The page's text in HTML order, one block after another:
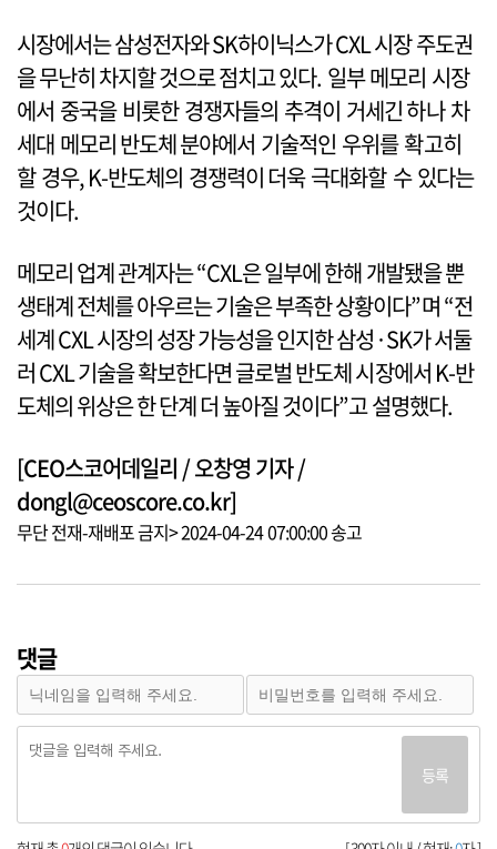
시장에서는 삼성전자와 SK하이닉스가 CXL 시장 주도권
을 무난히 차지할 것으로 점치고 있다. 일부 메모리 시장
에서 중국을 비롯한 경쟁자들의 추격이 거세긴 하나 차
세대 메모리 반도체 분야에서 기술적인 우위를 확고히
할 경우, K-반도체의 경쟁력이 더욱 극대화할 수 있다는
것이다.
메모리 업계 관계자는 “CXL은 일부에 한해 개발됐을 뿐
생태계 전체를 아우르는 기술은 부족한 상황이다”며 “전
세계 CXL 시장의 성장 가능성을 인지한 삼성·SK가 서둘
러 CXL 기술을 확보한다면 글로벌 반도체 시장에서 K-반
도체의 위상은 한 단계 더 높아질 것이다”고 설명했다.
[CEO스코어데일리 / 오창영 기자 /
dongl@ceoscore.co.kr]
무단 전재-재배포 금지> 2024-04-24 07:00:00 송고
댓글
등록